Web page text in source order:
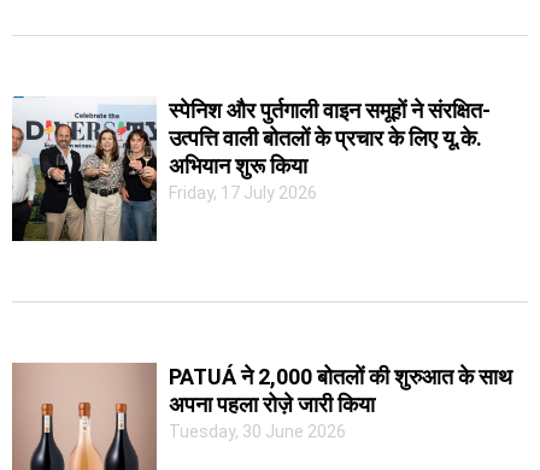
स्पेनिश और पुर्तगाली वाइन समूहों ने संरक्षित-
उत्पत्ति वाली बोतलों के प्रचार के लिए यू.के.
अभियान शुरू किया
Friday, 17 July 2026
PATUÁ ने 2,000 बोतलों की शुरुआत के साथ
अपना पहला रोज़े जारी किया
Tuesday, 30 June 2026